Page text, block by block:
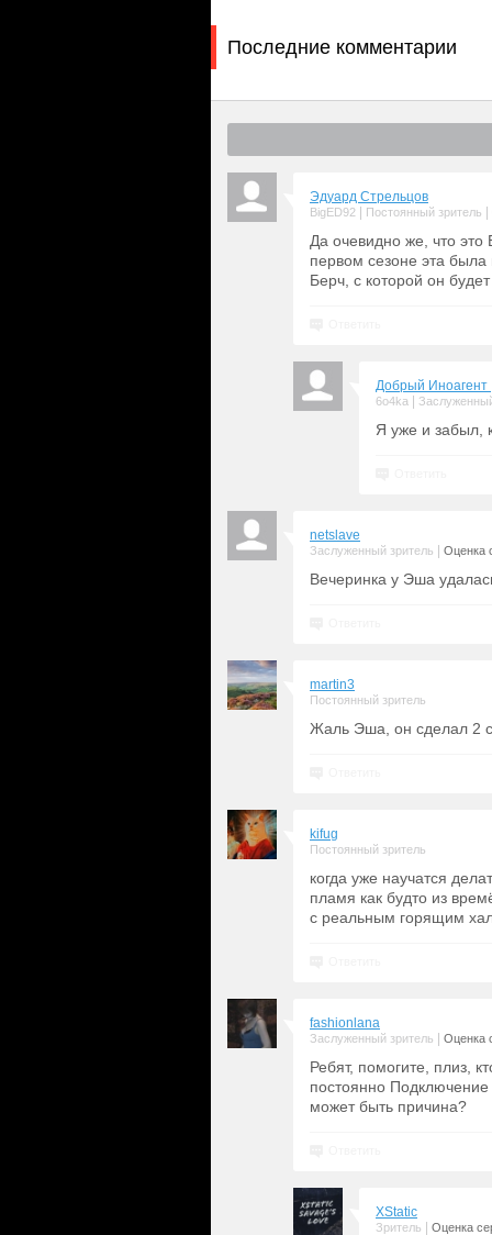
Последние комментарии
Эдуард Стрельцов
BigED92 Постоянный зритель
Да очевидно же, что это
первом сезоне эта
Берч, с которой он будет
Добрый Иноагент
6o4ka
Я уже и забыл,
netslave
Заслуженный зритель Оценка
Вечеринка у Эша
martin3
Постоянный зритель
Жаль Эша, он сделал 2
kifug
Постоянный зритель
когда уже научатся
пламя как будто из
с реальным горящим
fashionlana
Заслуженный зритель Оценка
Ребят, помогите, плиз,
постоянно
может быть причина?
XStatic
Зритель Оценка